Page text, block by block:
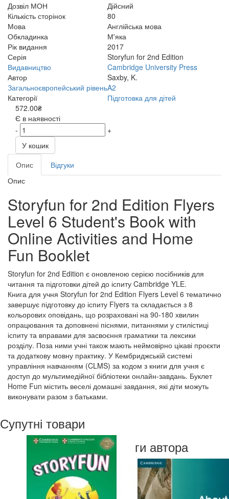
Дозвіл МОН
Дійсний
Кількість сторінок
80
Мова
Англійська мова
Обкладинка
М'яка
Рік видання
2017
Серія
Storyfun for 2nd Edition
Видавництво
Cambridge University Press
Автор
Saxby, K.
Загальноєвропейський рівеньA2
Категорії
Підготовка для дітей
572.00₴
Є в наявності
-
+
У кошик
Опис
Відгуки
Опис
Storyfun for 2nd Edition Flyers
Level 6 Student's Book with
Online Activities and Home
Fun Booklet
Storyfun for 2nd Edition є оновленою серією посібників для
читання та підготовки дітей до іспиту Cambridge YLE.
Книга для учня Storyfun for 2nd Edition Flyers Level 6 тематично
завершує підготовку до іспиту Flyers та складається з 8
кольорових оповідань, що розраховані на 90-180 хвилин
опрацювання та доповнені піснями, питаннями у стилістиці
іспиту та вправами для засвоєння граматики та лексики
розділу. Поза ними учні також мають неймовірно цікаві проєкти
та додаткову мовну практику. У Кембриджській системі
управління навчанням (CLMS) за кодом з книги для учня є
доступ до мультимедійної бібліотеки онлайн-завдань. Буклет
Home Fun містить веселі домашні завдання, які діти можуть
виконувати разом з батьками.
Супутні товари
Книги автора